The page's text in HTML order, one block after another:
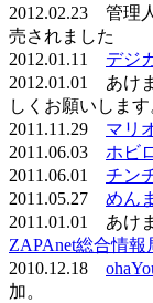
2012.02.23 管理
売されました
2012.01.11 デジ
2012.01.01 あけ
しくお願いします
2011.11.29 マリ
2011.06.03 ホビ
2011.06.01 チン
2011.05.27 めん
2011.01.01 あけ
ZAPAnet総合情報
2010.12.18
加。